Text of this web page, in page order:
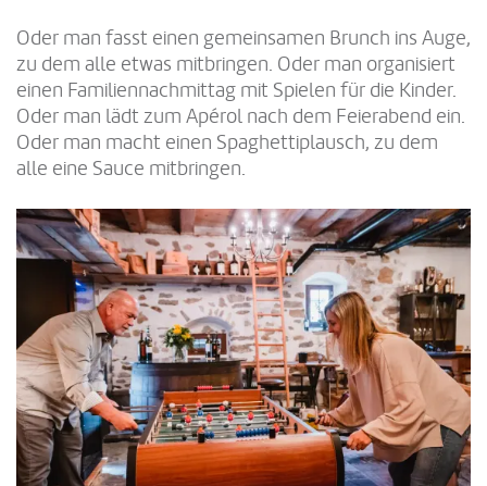
Oder man fasst einen gemeinsamen Brunch ins Auge,
zu dem alle etwas mitbringen. Oder man organisiert
einen Familiennachmittag mit Spielen für die Kinder.
Oder man lädt zum Apérol nach dem Feierabend ein.
Oder man macht einen Spaghettiplausch, zu dem
alle eine Sauce mitbringen.